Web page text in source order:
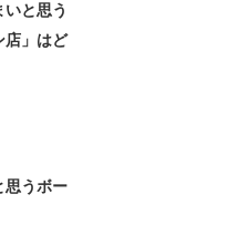
と思う
店」はど
思うボー